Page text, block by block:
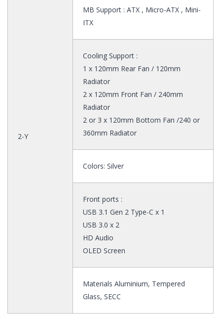
2-Y
MB Support : ATX , Micro-ATX , Mini-
ITX
Cooling Support :
1 x 120mm Rear Fan / 120mm
Radiator
2 x 120mm Front Fan / 240mm
Radiator
2 or 3 x 120mm Bottom Fan /240 or
360mm Radiator
Colors: Silver
Front ports :
USB 3.1 Gen 2 Type-C x 1
USB 3.0 x 2
HD Audio
OLED Screen
Materials Aluminium, Tempered
Glass, SECC